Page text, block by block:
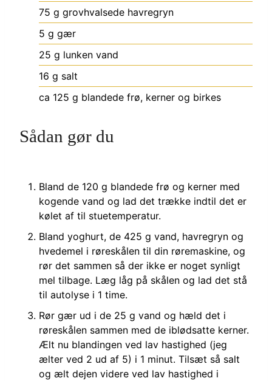
75 g grovhvalsede havregryn
5 g gær
25 g lunken vand
16 g salt
ca 125 g blandede frø, kerner og birkes
Sådan gør du
Bland de 120 g blandede frø og kerner med
kogende vand og lad det trække indtil det er
kølet af til stuetemperatur.
Bland yoghurt, de 425 g vand, havregryn og
hvedemel i røreskålen til din røremaskine, og
rør det sammen så der ikke er noget synligt
mel tilbage. Læg låg på skålen og lad det stå
til autolyse i 1 time.
Rør gær ud i de 25 g vand og hæld det i
røreskålen sammen med de iblødsatte kerner.
Ælt nu blandingen ved lav hastighed (jeg
ælter ved 2 ud af 5) i 1 minut. Tilsæt så salt
og ælt dejen videre ved lav hastighed i